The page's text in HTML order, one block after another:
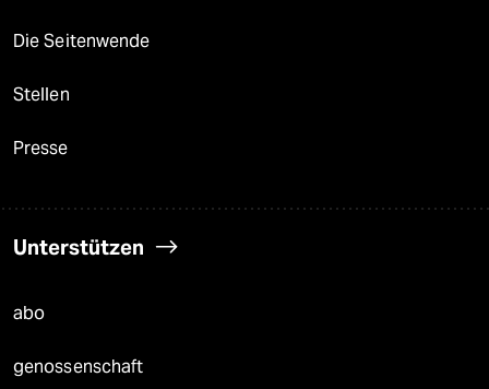
Die Seitenwende
Stellen
Presse
Unterstützen
abo
genossenschaft